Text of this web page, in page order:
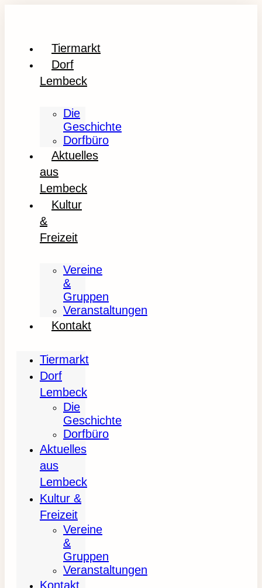
Tiermarkt
Dorf
Lembeck
Die
Geschichte
Dorfbüro
Aktuelles
aus
Lembeck
Kultur
&
Freizeit
Vereine
&
Gruppen
Veranstaltungen
Kontakt
Tiermarkt
Dorf
Lembeck
Die
Geschichte
Dorfbüro
Aktuelles
aus
Lembeck
Kultur &
Freizeit
Vereine
&
Gruppen
Veranstaltungen
Kontakt